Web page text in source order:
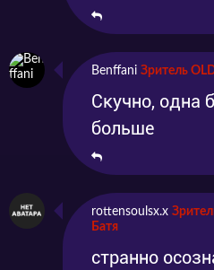
Benffani Зритель
Скучно, одна
больше
rottensoulsx.x
Батя
странно